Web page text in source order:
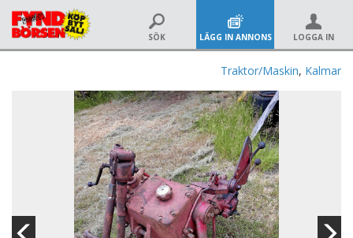
SÖK LÄGG IN ANNONS LOGGA IN
Traktor/Maskin, Kalmar